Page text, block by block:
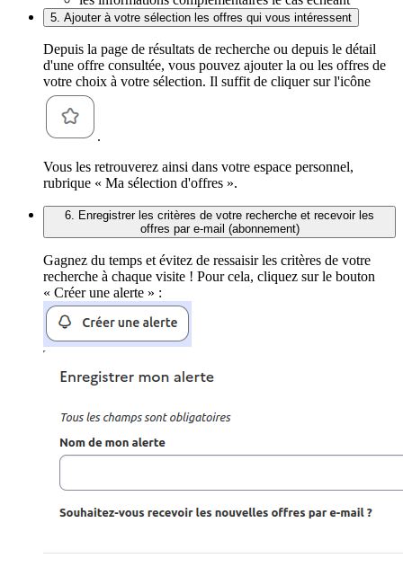
5. Ajouter à votre sélection les offres qui vous intéressent
Depuis la page de résultats de recherche ou depuis le détail
d'une offre consultée, vous pouvez ajouter la ou les offres de
votre choix à votre sélection. Il suffit de cliquer sur l'icône
.
Vous les retrouverez ainsi dans votre espace personnel,
rubrique « Ma sélection d'offres ».
6. Enregistrer les critères de votre recherche et recevoir les
offres par e-mail (abonnement)
Gagnez du temps et évitez de ressaisir les critères de votre
recherche à chaque visite ! Pour cela, cliquez sur le bouton
« Créer une alerte » :